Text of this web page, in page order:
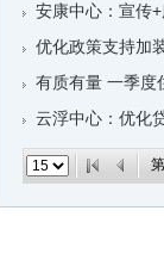
安康中心：宣传
优化政策支持加
有质有量 一季度
云浮中心：优化